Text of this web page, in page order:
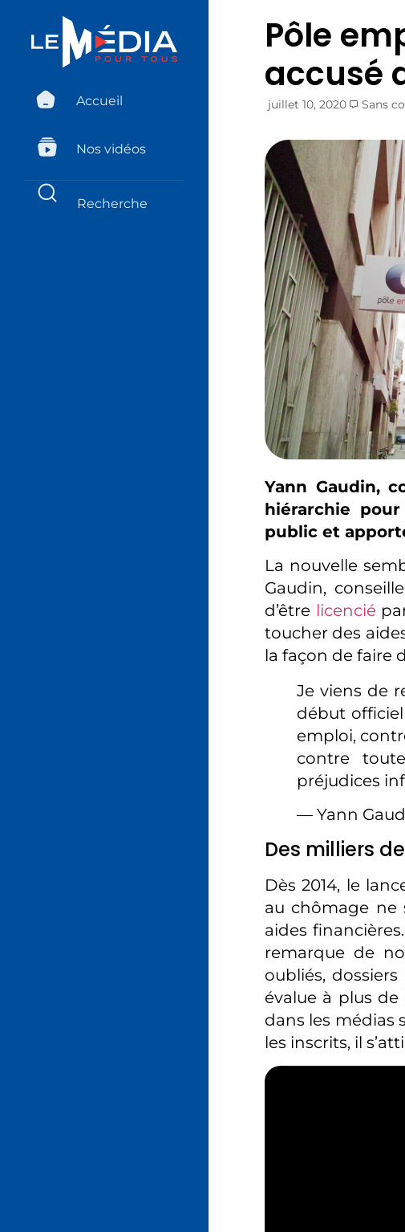
Accueil
Nos vidéos
Pôle
accusé
juillet 10, 2020 Sans
Yann Gaudin,
hiérarchie
public et
La nouvelle
Gaudin,
d’être licencié
toucher des
la façon de faire
Je viens de
début
emploi,
contre
préjudices
— Yann
Des milliers
Dès 2014, le
au chômage ne
aides
remarque de
oubliés,
évalue à plus
dans les médias
les inscrits, il